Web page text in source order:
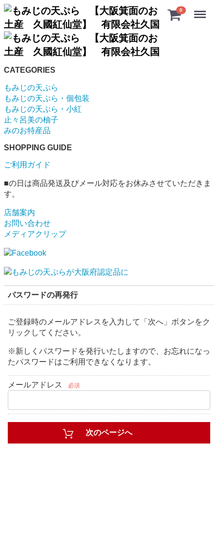
0 Menu
CATEGORIES
もみじの天ぷら
もみじの天ぷら・個包装
もみじの天ぷら・小紅
止々呂美の柚子
みのお特産品
SHOPPING GUIDE
ご利用ガイド
■の日は商品発送及びメール対応をお休みさせていただきま
す。
店舗案内
お問い合わせ
メディアクリップ
パスワードの再発行
ご登録時のメールアドレスを入力して「次へ」ボタンをク
リックしてください。
※新しくパスワードを発行いたしますので、お忘れになっ
たパスワードはご利用できなくなります。
メールアドレス 必須
次のページへ